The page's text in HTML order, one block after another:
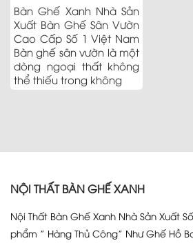
Bàn Ghế Xanh Nhà Sản
Xuất Bàn Ghế Sân Vườn
Cao Cấp Số 1 Việt Nam
Bàn ghế sân vườn là một
dòng ngoại thất không
thể thiếu trong không
NỘI THẤT BÀN GHẾ XANH
Nội Thất Bàn Ghế Xanh Nhà Sản Xuất
phẩm ” Hàng Thủ Công” Như Ghế Hồ